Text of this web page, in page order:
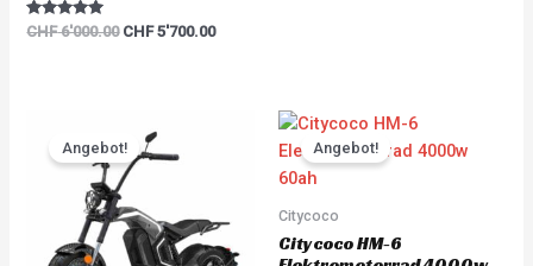
Rated
CHF6'000.00 CHF5'700.00
Angebot!price
was:
CHF 3'783.00.
CHF 3'594.00.
Angebot!
Citycoco
Citycoco HM-6
Original
price
was: